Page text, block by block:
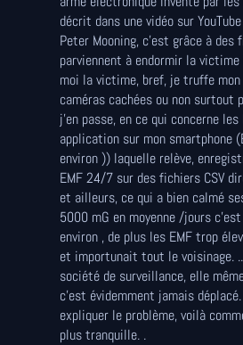
décrit dans une vidéo sur
Peter Mooning, c'est grâce à des
parviennent à endormir la
moi la victime, bref, je truffe
caméras cachées ou non surtout
j'en passe, en ce qui concerne
application sur mon smartphone
environ )) laquelle relève,
EMF 24/7 sur des fichiers CSV
et ailleurs, ce qui a bien calmé
5000 mG en moyenne /jours
environ , de plus les EMF trop
et importunait tout le voisinage.
société de surveillance, elle
c'est évidemment jamais
expliquer le problème, voilà
plus tranquille. .